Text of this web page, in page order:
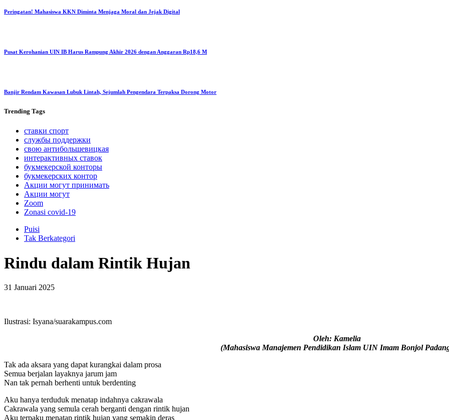
Peringatan! Mahasiswa KKN Diminta Menjaga Moral dan Jejak Digital
Pusat Kerohanian UIN IB Harus Rampung Akhir 2026 dengan Anggaran Rp18,6 M
Banjir Rendam Kawasan Lubuk Lintah, Sejumlah Pengendara Terpaksa Dorong Motor
Trending Tags
ставки спорт
службы поддержки
свою антибольшевицкая
интерактивных ставок
букмекерской конторы
букмекерских контор
Акции могут принимать
Акции могут
Zoom
Zonasi covid-19
Puisi
Tak Berkategori
Rindu dalam Rintik Hujan
31 Januari 2025
Ilustrasi: Isyana/suarakampus.com
Oleh: Kamelia
(Mahasiswa Manajemen Pendidikan Islam UIN Imam Bonjol
Tak ada aksara yang dapat kurangkai dalam prosa
Semua berjalan layaknya jarum jam
Nan tak pernah berhenti untuk berdenting
Aku hanya terduduk menatap indahnya cakrawala
Cakrawala yang semula cerah berganti dengan rintik hujan
Aku terpaku menatap rintik hujan yang semakin deras